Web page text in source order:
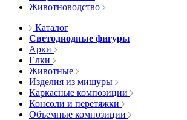
Животноводство
Каталог
Светодиодные фигуры
Арки
Елки
Животные
Изделия из мишуры
Каркасные композиции
Консоли и перетяжки
Объемные композиции